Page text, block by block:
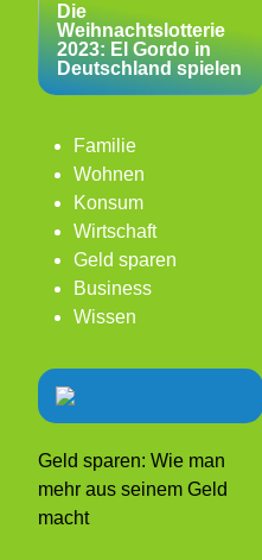
Die
Weihnachtslotterie
2023: El Gordo in
Deutschland spielen
Familie
Wohnen
Konsum
Wirtschaft
Geld sparen
Business
Wissen
Geld sparen: Wie man
mehr aus seinem Geld
macht